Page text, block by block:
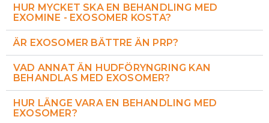
HUR MYCKET SKA EN BEHANDLING MED
EXOMINE - EXOSOMER KOSTA?
ÄR EXOSOMER BÄTTRE ÄN PRP?
VAD ANNAT ÄN HUDFÖRYNGRING KAN
BEHANDLAS MED EXOSOMER?
HUR LÄNGE VARA EN BEHANDLING MED
EXOSOMER?